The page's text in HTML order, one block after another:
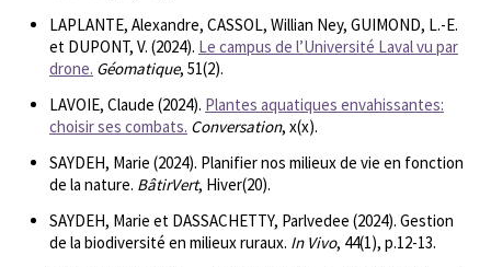
LAPLANTE, Alexandre, CASSOL, Willian Ney, GUIMOND, L.-E.
et DUPONT, V. (2024). Le campus de l’Université Laval vu par
drone. Géomatique, 51(2).
LAVOIE, Claude (2024). Plantes aquatiques envahissantes:
choisir ses combats. Conversation, x(x).
SAYDEH, Marie (2024). Planifier nos milieux de vie en fonction
de la nature. BâtirVert, Hiver(20).
SAYDEH, Marie et DASSACHETTY, Parlvedee (2024). Gestion
de la biodiversité en milieux ruraux. In Vivo, 44(1), p.12-13.